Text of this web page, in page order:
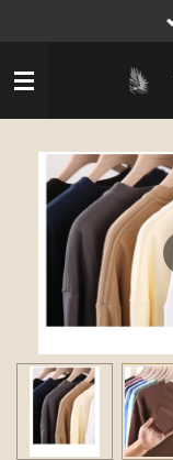
Hauptinhalt
springen